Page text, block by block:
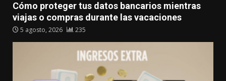
Cómo proteger tus datos bancarios mientras
viajas o compras durante las vacaciones
5 agosto, 2026 235